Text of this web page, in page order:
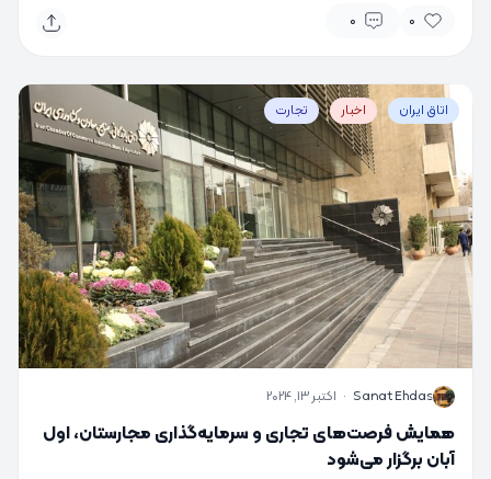
0
0
اتاق ایران اخبار تجارت
S
Sanat Ehdas
· اکتبر 13, 2024
همایش فرصت‌های تجاری و سرمایه‌گذاری مجارستان، اول
آبان برگزار می‌شود